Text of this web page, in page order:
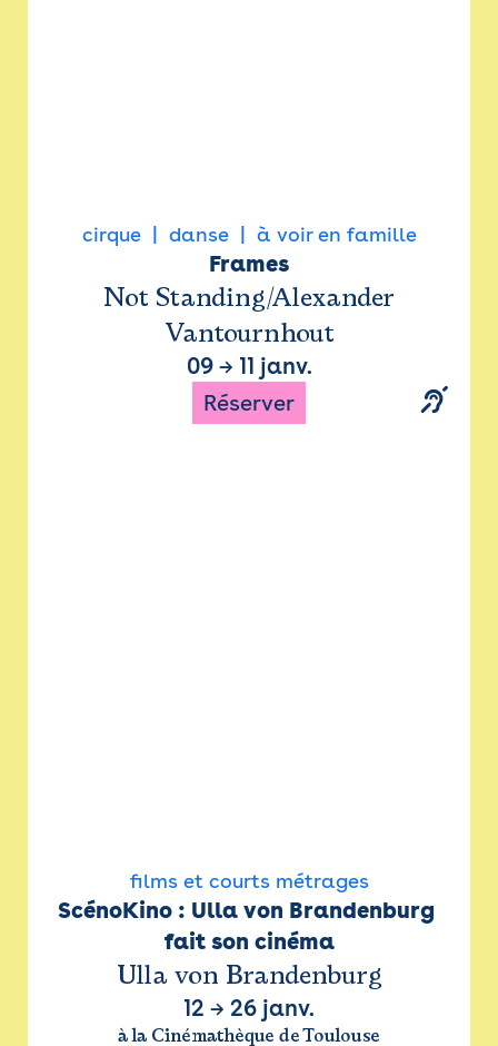
cirque danse à voir en famille
Frames
Not Standing/Alexander
Vantournhout
09→ 11 janv.
Réserver
films et courts métrages
ScénoKino : Ulla von Brandenburg
fait son cinéma
Ulla von Brandenburg
12 → 26 janv.
à la Cinémathèque de Toulouse